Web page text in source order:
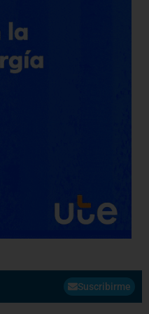
Suscribirme